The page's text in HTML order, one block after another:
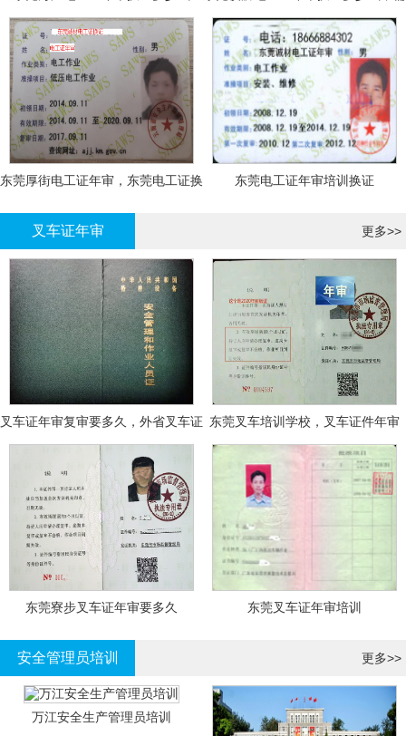
要什么资料
东莞厚街电工证年审，东莞电工证换
东莞电工证年审培训换证
叉车证年审 更多>>
叉车证年审复审要多久，外省叉车证
年审换证
东莞叉车培训学校，叉车证件年审
东莞寮步叉车证年审要多久 东莞叉车证年审培训
安全管理员培训 更多>>
万江安全生产管理员培训